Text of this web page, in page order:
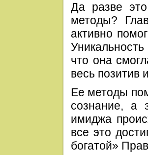
Да разве
методы?
активно
что она
весь позитив
Ее методы
сознание, а
имиджа
все это
богатой»